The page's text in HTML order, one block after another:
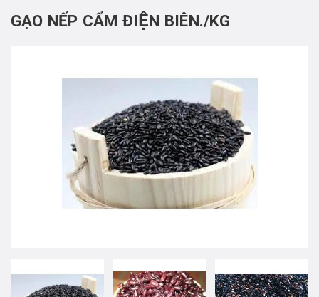
GẠO NẾP CẨM ĐIỆN BIÊN./KG